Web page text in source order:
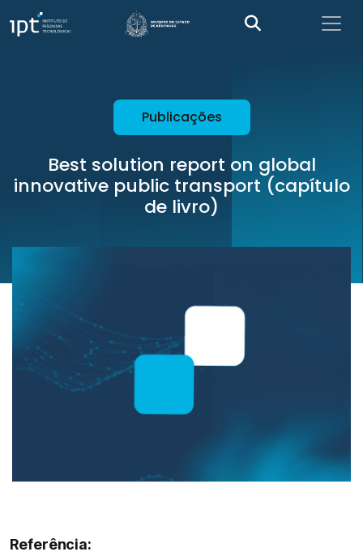
Publicações
Best solution report on global
innovative public transport (capítulo
de livro)
Referência: